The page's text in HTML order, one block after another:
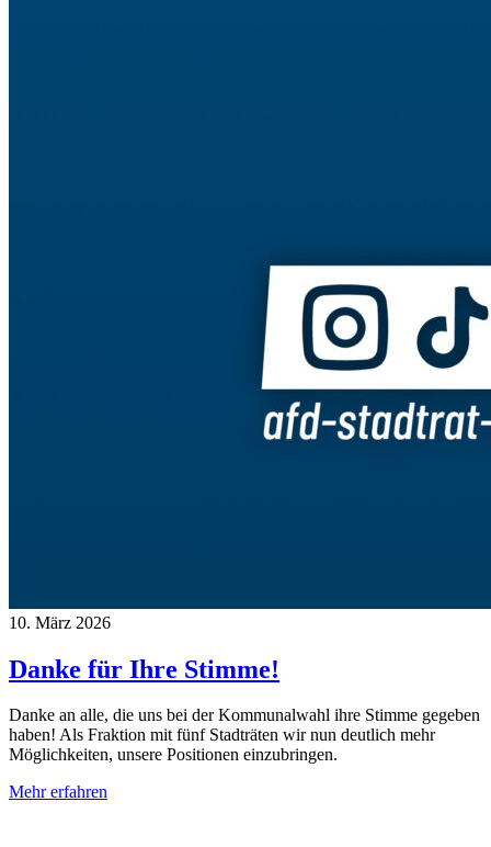
10. März 2026
Danke für Ihre Stimme!
Danke an alle, die uns bei der Kommunalwahl ihre Stimme gegeben
haben! Als Fraktion mit fünf Stadträten wir nun deutlich mehr
Möglichkeiten, unsere Positionen einzubringen.
Mehr erfahren